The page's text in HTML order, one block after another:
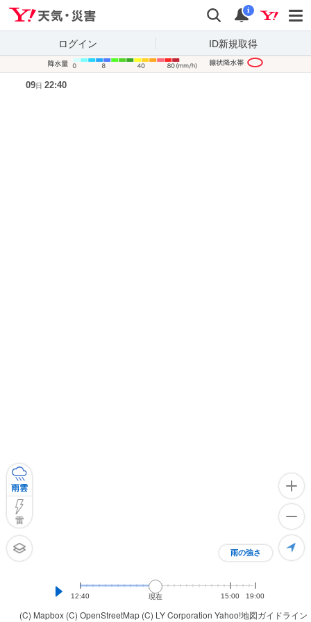
検索 通知
i
ログイン ID新規取得
(C) Mapbox (C) OpenStreetMap (C) LY Corporation Yahoo!地図ガイドライン
雨の強さ
雨雲
雷
12:40 現在 15:00 19:00
09日 22:40